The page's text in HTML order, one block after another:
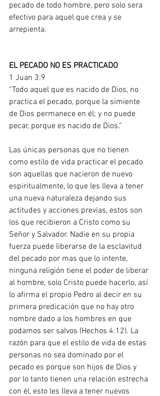
pecado de todo hombre, pero solo sera
efectivo para aquel que crea y se
arrepienta.
EL PECADO NO ES PRACTICADO
1 Juan 3:9
“Todo aquel que es nacido de Dios, no
practica el pecado, porque la simiente
de Dios permanece en él; y no puede
pecar, porque es nacido de Dios.”
Las únicas personas que no tienen
como estilo de vida practicar el pecado
son aquellas que nacieron de nuevo
espiritualmente, lo que les lleva a tener
una nueva naturaleza dejando sus
actitudes y acciones previas, estos son
los que recibieron a Cristo como su
Señor y Salvador. Nadie en su propia
fuerza puede liberarse de la esclavitud
del pecado por mas que lo intente,
ninguna religión tiene el poder de liberar
al hombre, solo Cristo puede hacerlo, así
lo afirma el propio Pedro al decir en su
primera predicación que no hay otro
nombre dado a los hombres en que
podamos ser salvos (Hechos 4:12). La
razón para que el estilo de vida de estas
personas no sea dominado por el
pecado es porque son hijos de Dios y
por lo tanto tienen una relación estrecha
con él, esto les lleva a tener nuevos